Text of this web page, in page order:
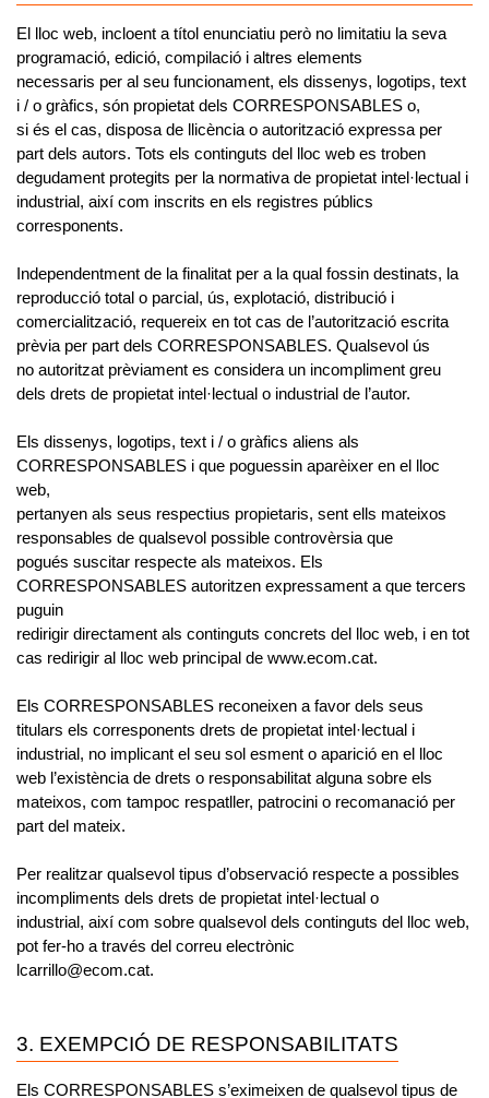
El lloc web, incloent a títol enunciatiu però no limitatiu la seva
programació, edició, compilació i altres elements
necessaris per al seu funcionament, els dissenys, logotips, text
i / o gràfics, són propietat dels CORRESPONSABLES o,
si és el cas, disposa de llicència o autorització expressa per
part dels autors. Tots els continguts del lloc web es troben
degudament protegits per la normativa de propietat intel·lectual i
industrial, així com inscrits en els registres públics
corresponents.
Independentment de la finalitat per a la qual fossin destinats, la
reproducció total o parcial, ús, explotació, distribució i
comercialització, requereix en tot cas de l’autorització escrita
prèvia per part dels CORRESPONSABLES. Qualsevol ús
no autoritzat prèviament es considera un incompliment greu
dels drets de propietat intel·lectual o industrial de l’autor.
Els dissenys, logotips, text i / o gràfics aliens als
CORRESPONSABLES i que poguessin aparèixer en el lloc
web,
pertanyen als seus respectius propietaris, sent ells mateixos
responsables de qualsevol possible controvèrsia que
pogués suscitar respecte als mateixos. Els
CORRESPONSABLES autoritzen expressament a que tercers
puguin
redirigir directament als continguts concrets del lloc web, i en tot
cas redirigir al lloc web principal de www.ecom.cat.
Els CORRESPONSABLES reconeixen a favor dels seus
titulars els corresponents drets de propietat intel·lectual i
industrial, no implicant el seu sol esment o aparició en el lloc
web l’existència de drets o responsabilitat alguna sobre els
mateixos, com tampoc respatller, patrocini o recomanació per
part del mateix.
Per realitzar qualsevol tipus d’observació respecte a possibles
incompliments dels drets de propietat intel·lectual o
industrial, així com sobre qualsevol dels continguts del lloc web,
pot fer-ho a través del correu electrònic
lcarrillo@ecom.cat.
3. EXEMPCIÓ DE RESPONSABILITATS
Els CORRESPONSABLES s’eximeixen de qualsevol tipus de